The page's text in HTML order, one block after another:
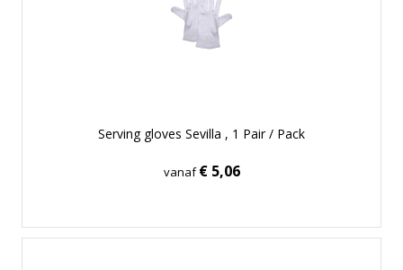
Serving gloves Sevilla , 1 Pair / Pack
vanaf€ 5,06